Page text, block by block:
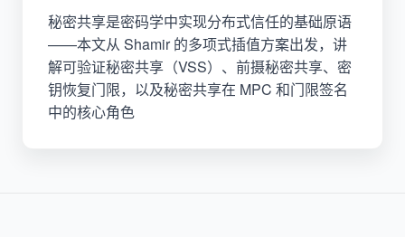
秘密共享是密码学中实现分布式信任的基础原语
——本文从 Shamir 的多项式插值方案出发，讲
解可验证秘密共享（VSS）、前摄秘密共享、密
钥恢复门限，以及秘密共享在 MPC 和门限签名
中的核心角色